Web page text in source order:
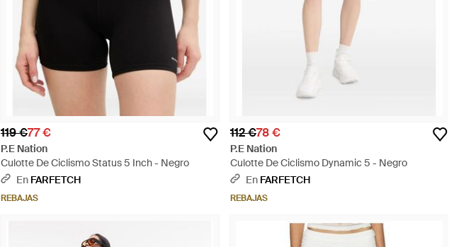
119 €77 €
P.E Nation
Culotte De Ciclismo Status 5 Inch - Negro
En FARFETCH
REBAJAS
112 €78 €
P.E Nation
Culotte De Ciclismo Dynamic 5 - Negro
En FARFETCH
REBAJAS